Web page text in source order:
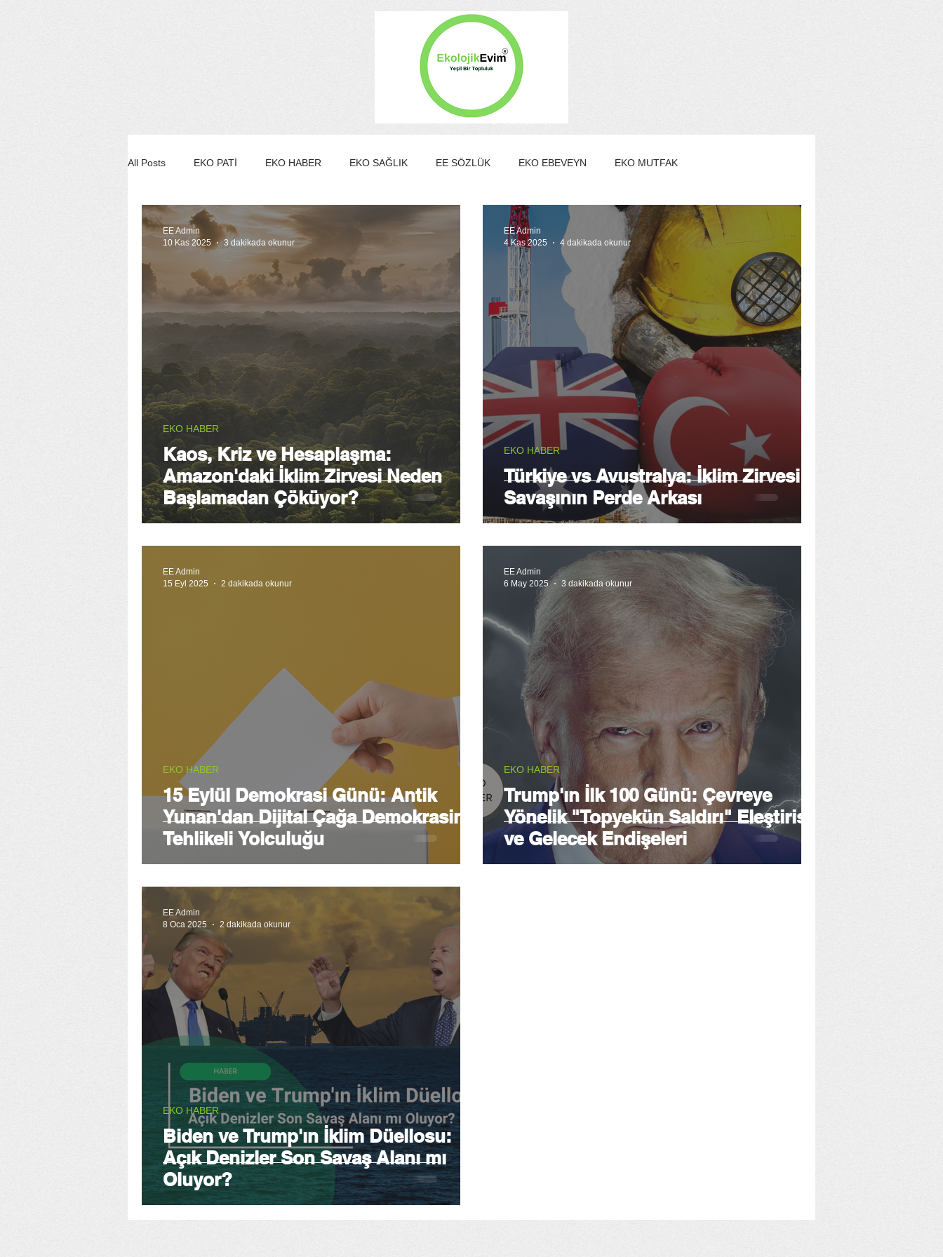
All Posts EKO PATİ EKO HABER EKO SAĞLIK EE SÖZLÜK EKO EBEVEYN EKO MUTFAK
EKO STİL/MODA/GÜZELLİK EKO TURİZM EKO YAŞAM EKO YAZARLAR
EKO SÖYLEŞİ EE YEŞİL ÇEMBER KULÜBÜ EE Gönüllülük Programı
Kaos, Kriz ve Hesaplaşma:
Amazon'daki İklim Zirvesi Neden
Başlamadan Çöküyor?
EKO HABER
EE Admin
10 Kas 2025
3 dakikada okunur
Türkiye vs Avustralya: İklim Zirvesi
Savaşının Perde Arkası
EKO HABER
EE Admin
4 Kas 2025
4 dakikada okunur
15 Eylül Demokrasi Günü: Antik
Yunan'dan Dijital Çağa Demokrasinin
Tehlikeli Yolculuğu
EKO HABER
EE Admin
15 Eyl 2025
2 dakikada okunur
Trump'ın İlk 100 Günü: Çevreye
Yönelik "Topyekün Saldırı" Eleştirisi
ve Gelecek Endişeleri
EKO HABER
EE Admin
6 May 2025
3 dakikada okunur
Biden ve Trump'ın İklim Düellosu:
Açık Denizler Son Savaş Alanı mı
Oluyor?
EKO HABER
EE Admin
8 Oca 2025
2 dakikada okunur